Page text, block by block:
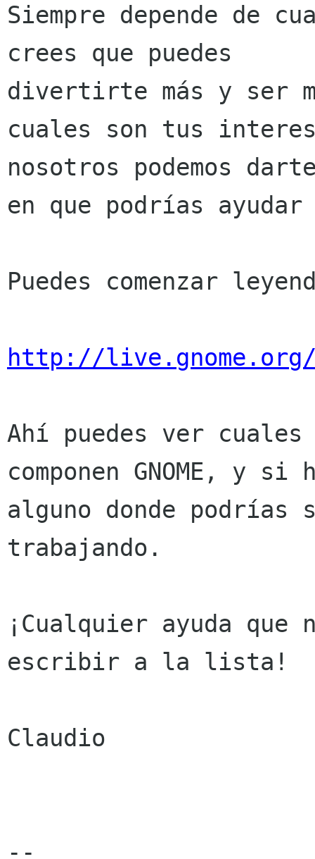
Siempre depende de
crees que puedes
divertirte más y ser
cuales son tus
nosotros podemos
en que podrías
Puedes comenzar
http://live.gnome.org/
Ahí puedes ver
componen GNOME, y si
alguno donde podrías
trabajando.
¡Cualquier ayuda que
escribir a la lista!
Claudio
--